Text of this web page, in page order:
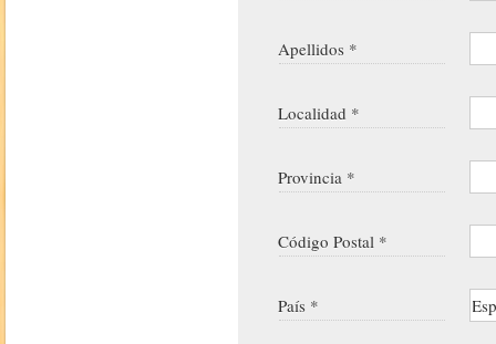
Apellidos *
Localidad *
Provincia *
Código Postal *
País *